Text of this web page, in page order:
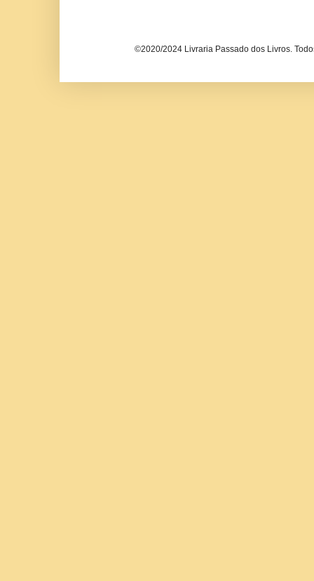
©2020/2024 Livraria Passado dos Livros.